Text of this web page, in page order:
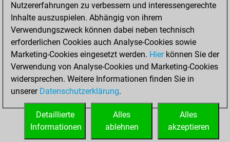
Bauer setzt Matt
0
Erstickte Matts
Unterverwandlungen
Türme auf der siebten
0
STARTSEITE
Nutzererfahrungen zu verbessern und interessengerechte
Inhalte auszuspielen. Abhängig von ihrem
Verwendungszweck können dabei neben technisch
erforderlichen Cookies auch Analyse-Cookies sowie
Marketing-Cookies eingesetzt werden. Hierkönnen Sie der
Verwendung von Analyse-Cookies und Marketing-Cookies
widersprechen. Weitere Informationen finden Sie in
unserer Datenschutzerklärung.
Alles
akzeptieren
Alles
ablehnen
Detaillierte
Informationen